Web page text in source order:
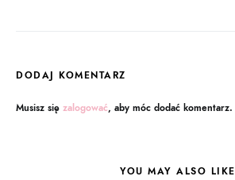
DODAJ KOMENTARZ
Musisz się zalogować, aby móc dodać komentarz.
YOU MAY ALSO LIKE